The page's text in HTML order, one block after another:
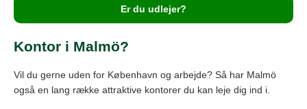
Er du udlejer?
Kontor i Malmö?
Vil du gerne uden for København og arbejde? Så har Malmö
også en lang række attraktive kontorer du kan leje dig ind i.